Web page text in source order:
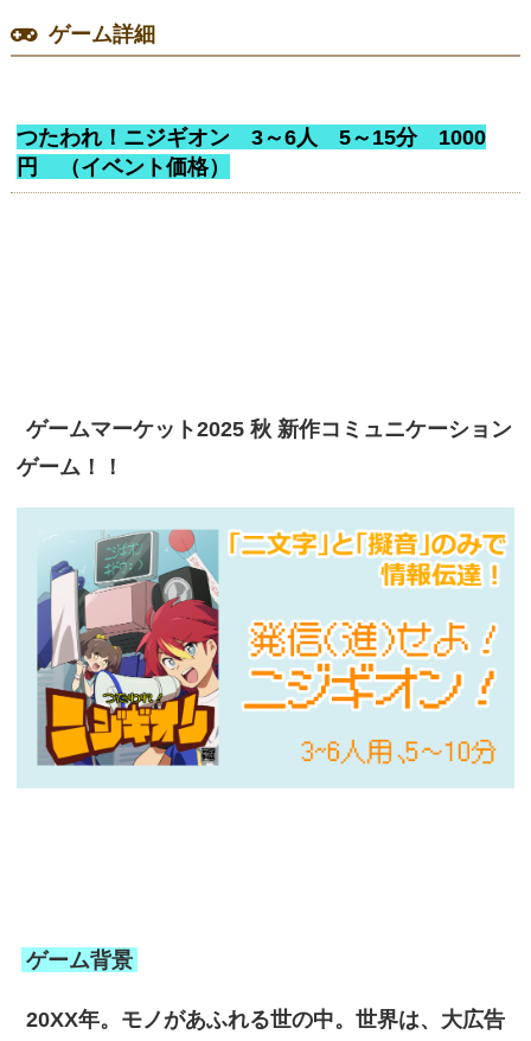
ゲーム詳細
つたわれ！ニジギオン 3～6人 5～15分 1000
円 （イベント価格）
ゲームマーケット2025 秋 新作コミュニケーション
ゲーム！！
ゲーム背景
20XX年。モノがあふれる世の中。世界は、大広告